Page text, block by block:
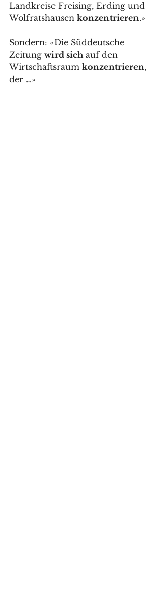
Landkreise Freising, Erding und
Wolfratshausen konzentrieren.»
Sondern: «Die Süddeutsche
Zeitung wird sich auf den
Wirtschaftsraum konzentrieren,
der …»